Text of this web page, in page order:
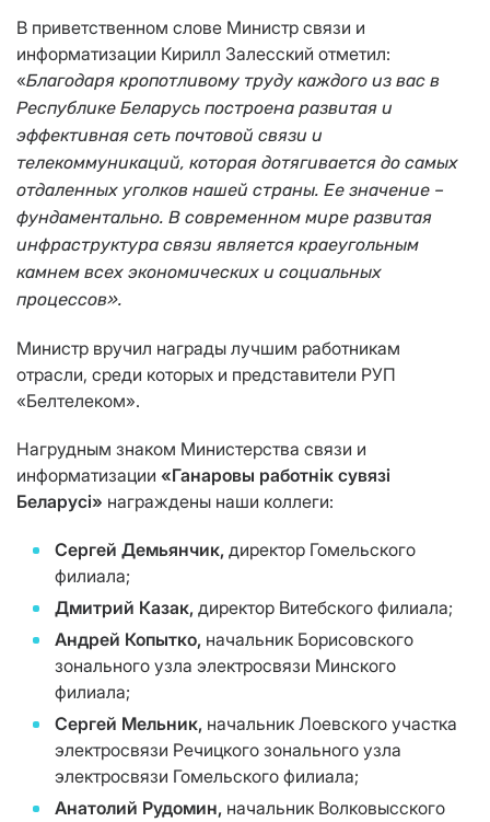
В приветственном слове Министр связи и
информатизации Кирилл Залесский отметил:
«Благодаря кропотливому труду каждого из вас в
Республике Беларусь построена развитая и
эффективная сеть почтовой связи и
телекоммуникаций, которая дотягивается до самых
отдаленных уголков нашей страны. Ее значение –
фундаментально. В современном мире развитая
инфраструктура связи является краеугольным
камнем всех экономических и социальных
процессов».
Министр вручил награды лучшим работникам
отрасли, среди которых и представители РУП
«Белтелеком».
Нагрудным знаком Министерства связи и
информатизации «Ганаровы работнік сувязі
Беларусі» награждены наши коллеги:
Сергей Демьянчик, директор Гомельского
филиала;
Дмитрий Казак, директор Витебского филиала;
Андрей Копытко, начальник Борисовского
зонального узла электросвязи Минского
филиала;
Сергей Мельник, начальник Лоевского участка
электросвязи Речицкого зонального узла
электросвязи Гомельского филиала;
Анатолий Рудомин, начальник Волковысского